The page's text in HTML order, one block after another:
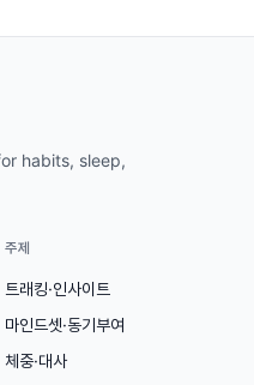
habits, sleep,
주제
트래킹·인사이트
마인드셋·동기부여
체중·대사